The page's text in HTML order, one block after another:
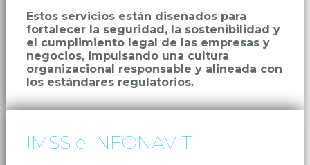
Estos servicios están diseñados para
fortalecer la seguridad, la sostenibilidad y
el cumplimiento legal de las empresas y
negocios, impulsando una cultura
organizacional responsable y alineada con
los estándares regulatorios.
IMSS e INFONAVIT